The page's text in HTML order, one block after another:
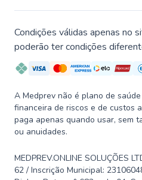
Condições válidas apenas no
poderão ter condições
A Medprev não é plano de
financeira de riscos e de custos
paga apenas quando usar, sem
ou anuidades.
MEDPREV.ONLINE SOLUÇÕES
62 / Inscrição Municipal: